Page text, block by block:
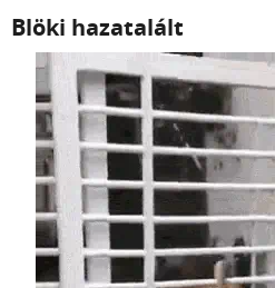
Blöki hazatalált